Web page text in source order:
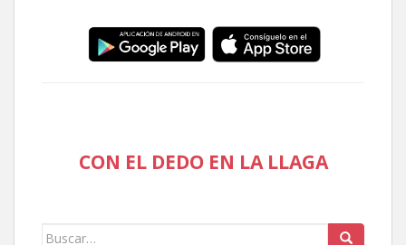
CON EL DEDO EN LA LLAGA
Buscar: